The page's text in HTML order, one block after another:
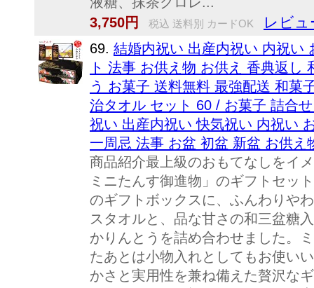
3,750円
税込 送料別 カードOK レビュ
69. 結婚内祝い 出産内祝い 内祝い
ト 法事 お供え物 お供え 香典返し
う お菓子 送料無料 最強配送 和菓
治タオル セット 60 / お菓子 詰合
祝い 出産内祝い 快気祝い 内祝い
一周忌 法事 お盆 初盆 新盆 お供え
商品紹介最上級のおもてなしをイ
ミニたんす御進物」のギフトセッ
のギフトボックスに、ふんわりや
スタオルと、品な甘さの和三盆糖
かりんとうを詰め合わせました。
たあとは小物入れとしてもお使い
かさと実用性を兼ね備えた贅沢な